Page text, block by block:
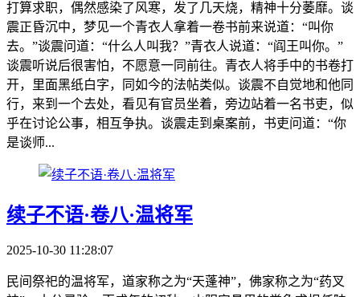
打算求职，偶然感染了风寒，发了几天烧，精神十分萎靡。谈
震正昏沉中，梦见一个青衣人拿着一卷书前来说道：“叫你
去。”谈震问道：“什么人叫我？”青衣人说道：“阎王叫你。”
谈震听说后很害怕，不愿意一同前往。青衣人将手中的书卷打
开，里面黑纸白字，同如今的法帖类似。谈震不自觉地和他同
行，来到一个去处，看见有官员坐着，旁边站着一名书吏，似
乎在讨论公事，相互争执。谈震走到桌案前，书吏问道：“你
是谈师...
续子不语·卷八·温将军
2025-10-30 11:28:07
民间祭祀的温将军，道家称之为“天蓬神”，佛家称之为“药叉